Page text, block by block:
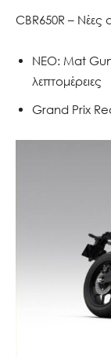
CBR650R – Νέες
ΝΕΟ: Mat
λεπτομέρειες
Grand Prix